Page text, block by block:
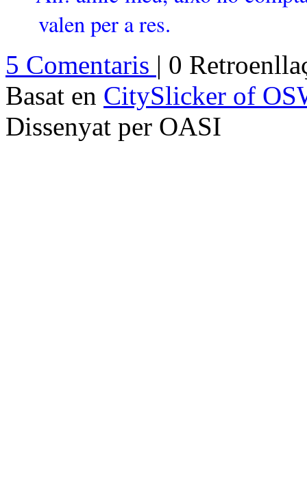
valen per a res.
5 Comentaris | 0
Basat en CitySlicker of
Dissenyat per OASI